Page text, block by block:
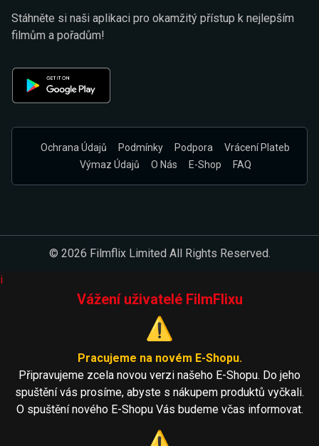
Stáhněte si naši aplikaci pro okamžitý přístup k nejlepším
filmům a pořadům!
Ochrana Údajů Podmínky Podpora
Vrácení Plateb
Výmaz Údajů
O Nás E-Shop FAQ
© 2026 Filmflix Limited All Rights Reserved.
i
Vážení uživatelé FilmFlixu
⚠️
Pracujeme na novém E-Shopu.
Připravujeme zcela novou verzi našeho E-Shopu. Do jeho
spuštění vás prosíme, abyste s nákupem produktů vyčkali.
O spuštění nového E-Shopu Vás budeme včas informovat.